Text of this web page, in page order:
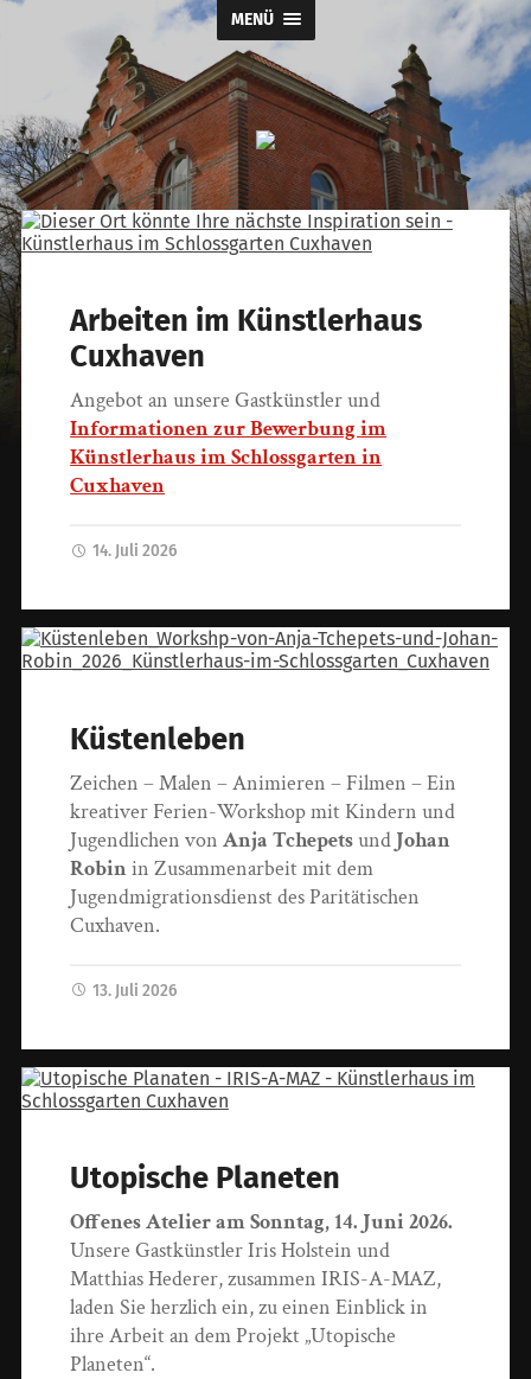
MENÜ
Künstlerhaus
im
Schlossgarten
Arbeiten im Künstlerhaus
Cuxhaven
Angebot an unsere Gastkünstler und
Informationen zur Bewerbung im
Künstlerhaus im Schlossgarten in
Cuxhaven
14. Juli 2026
Küstenleben
Zeichen – Malen – Animieren – Filmen – Ein
kreativer Ferien-Workshop mit Kindern und
Jugendlichen vonAnja Tchepetsund Johan
Robinin Zusammenarbeit mit dem
Jugendmigrationsdienst des Paritätischen
Cuxhaven.
13. Juli 2026
Utopische Planeten
Offenes Atelier am Sonntag, 14. Juni 2026.
Unsere Gastkünstler Iris Holstein und
Matthias Hederer, zusammen IRIS-A-MAZ,
laden Sie herzlich ein, zu einen Einblick in
ihre Arbeit an dem Projekt „Utopische
Planeten“.